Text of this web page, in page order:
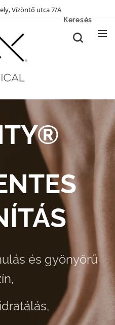
Vízöntő utca 7/A
Keresés
és gyönyörű